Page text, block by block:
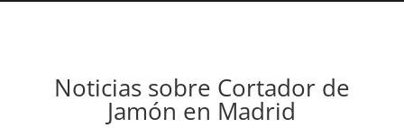
Noticias sobre Cortador de
Jamón en Madrid